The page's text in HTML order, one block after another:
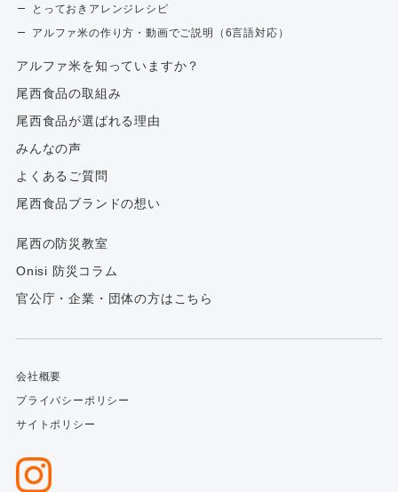
とっておきアレンジレシピ
アルファ米の作り方・動画でご説明（6言語対応）
アルファ⽶を知っていますか？
尾西食品の取組み
尾西食品が選ばれる理由
みんなの声
よくあるご質問
尾西食品ブランドの想い
尾西の防災教室
Onisi 防災コラム
官公庁・企業・団体の方はこちら
会社概要
プライバシーポリシー
サイトポリシー